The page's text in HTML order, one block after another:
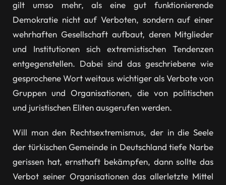
gilt umso mehr, als eine gut funktionierende
Demokratie nicht auf Verboten, sondern auf einer
wehrhaften Gesellschaft aufbaut, deren Mitglieder
und Institutionen sich extremistischen Tendenzen
entgegenstellen. Dabei sind das geschriebene wie
gesprochene Wort weitaus wichtiger als Verbote von
Gruppen und Organisationen, die von politischen
und juristischen Eliten ausgerufen werden.
Will man den Rechtsextremismus, der in die Seele
der türkischen Gemeinde in Deutschland tiefe Narbe
gerissen hat, ernsthaft bekämpfen, dann sollte das
Verbot seiner Organisationen das allerletzte Mittel